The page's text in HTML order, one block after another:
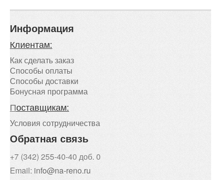
Информация
Клиентам:
Как сделать заказ
Способы оплаты
Способы доставки
Бонусная программа
Поставщикам:
Условия сотрудничества
Обратная связь
+7 (342) 255-40-40 доб. 0
Email: info@na-reno.ru